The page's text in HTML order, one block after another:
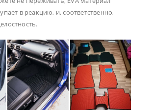
в реакцию, и, соответственно,